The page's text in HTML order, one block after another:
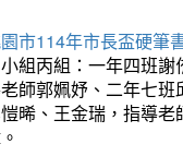
市114年市長盃硬筆
組丙組：一年四班
師郭姵妤、二年七
晞、王金瑞，指導